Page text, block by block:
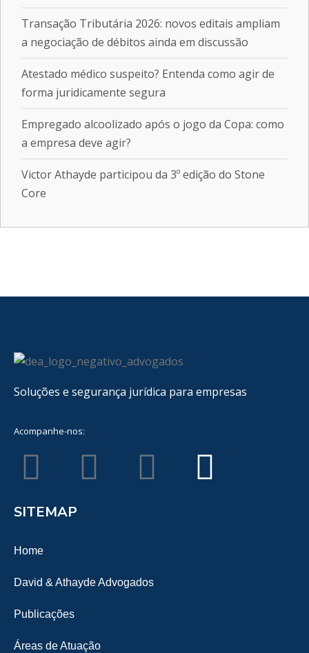
Transação Tributária 2026: novos editais ampliam
a negociação de débitos ainda em discussão
Atestado médico suspeito? Entenda como agir de
forma juridicamente segura
Empregado alcoolizado após o jogo da Copa: como
a empresa deve agir?
Victor Athayde participou da 3º edição do Stone
Core
Soluções e segurança jurídica para empresas
Acompanhe-nos:
SITEMAP
Home
David & Athayde Advogados
Publicações
Áreas de Atuação